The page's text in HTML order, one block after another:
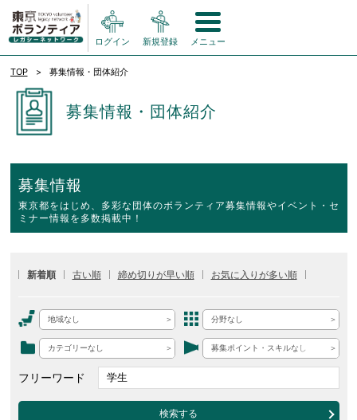
ログイン 新規登録 メニュー
TOP 募集情報・団体紹介
募集情報・団体紹介
募集情報
東京都をはじめ、多彩な団体のボランティア募集情報やイベント・セ
ミナー情報を多数掲載中！
新着順 古い順 締め切りが早い順 お気に入りが多い順
地域なし 分野なし
カテゴリーなし 募集ポイント・スキルなし
フリーワード
検索する